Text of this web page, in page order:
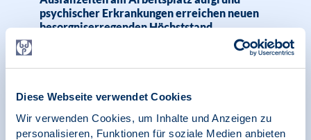
Diese Webseite verwendet Cookies
Wir verwenden Cookies, um Inhalte und Anzeigen zu
personalisieren, Funktionen für soziale Medien anbieten
psychischer Erkrankungen erreichen neuen
besorgniserregenden Höchststand
22.06.2026
Initiative Arbeitsschutz